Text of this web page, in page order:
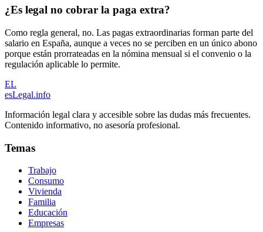
¿Es legal no cobrar la paga extra?
Como regla general, no. Las pagas extraordinarias forman parte del
salario en España, aunque a veces no se perciben en un único abono
porque están prorrateadas en la nómina mensual si el convenio o la
regulación aplicable lo permite.
EL
esLegal.info
Información legal clara y accesible sobre las dudas más frecuentes.
Contenido informativo, no asesoría profesional.
Temas
Trabajo
Consumo
Vivienda
Familia
Educación
Empresas